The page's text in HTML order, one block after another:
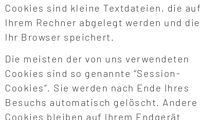
Cookies sind kleine Textdateien, die auf
Ihrem Rechner abgelegt werden und die
Ihr Browser speichert.
Die meisten der von uns verwendeten
Cookies sind so genannte “Session-
Cookies”. Sie werden nach Ende Ihres
Besuchs automatisch gelöscht. Andere
Cookies bleiben auf Ihrem Endgerät